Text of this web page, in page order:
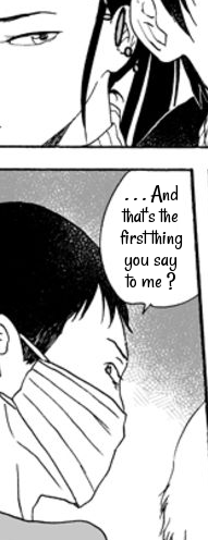
. . . And
that's the
first thing
you say
to me ?